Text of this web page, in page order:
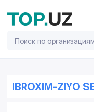
IBROXIM-ZIYO